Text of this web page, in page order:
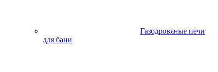
Газодровяные печи
для бани